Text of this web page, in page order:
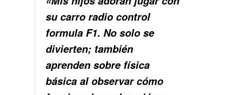
su carro radio control
formula F1. No solo se
divierten; también
aprenden sobre física
básica al observar cómo